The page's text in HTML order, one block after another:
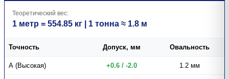
Теоретический вес:
1 метр = 554.85 кг | 1 тонна ≈ 1.8 м
Точность Допуск, мм Овальность
А (Высокая) +0.6 / -2.0 1.2 мм